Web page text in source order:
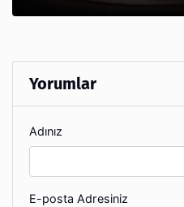
Yorumlar
Adınız
E-posta Adresiniz